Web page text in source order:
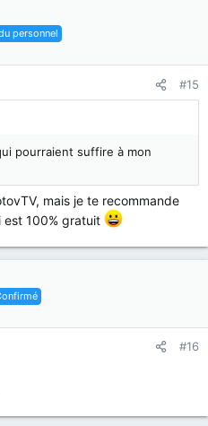
personnel
#15
pourraient suffire à mon
mais je te recommande
100% gratuit
#16